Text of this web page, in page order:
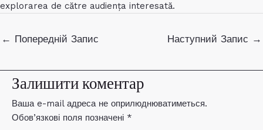
explorarea de către audiența interesată.
Навігація
← Попередній Запис Наступний Запис →
Залишити коментар
Ваша e-mail адреса не оприлюднюватиметься.
Обов’язкові поля позначені *